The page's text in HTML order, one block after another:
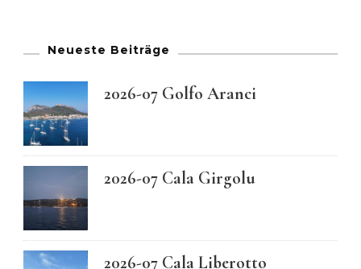
Neueste Beiträge
2026-07 Golfo Aranci
2026-07 Cala Girgolu
2026-07 Cala Liberotto